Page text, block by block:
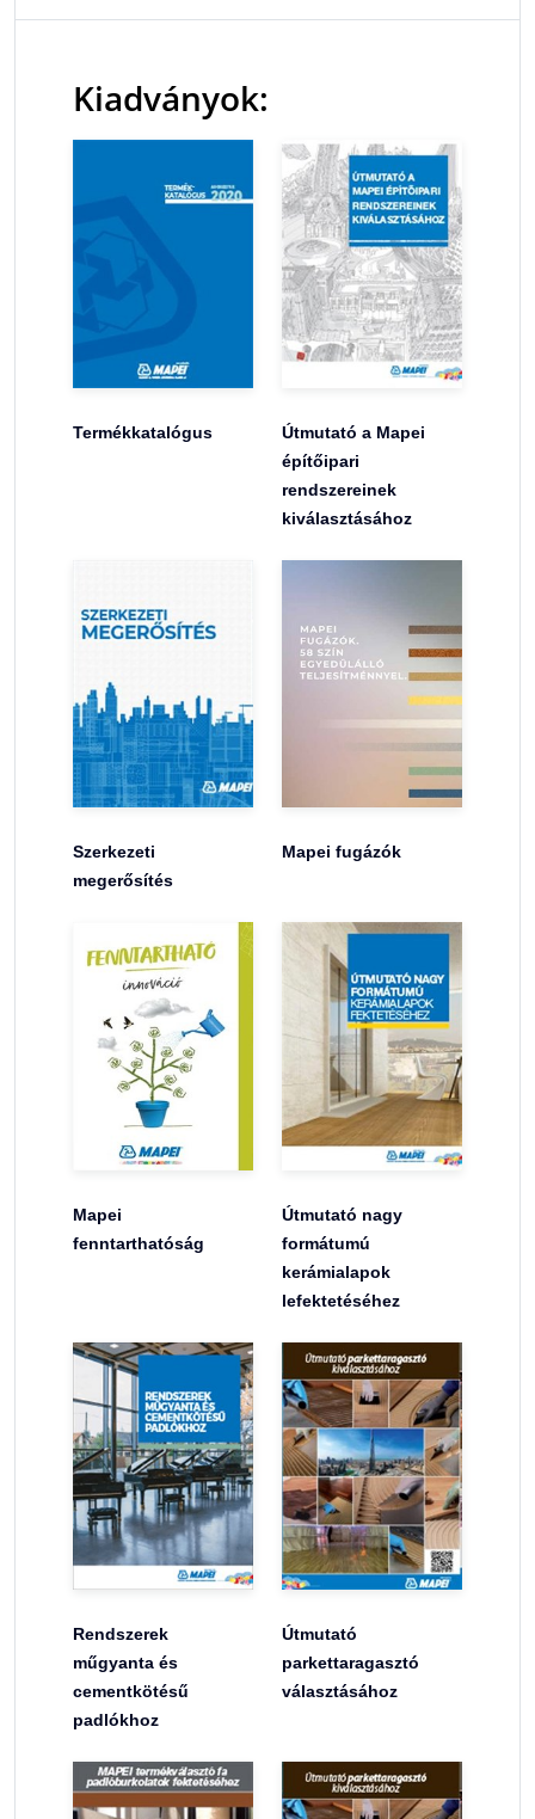
Kiadványok:
Termékkatalógus
Útmutató a Mapei
építőipari
rendszereinek
kiválasztásához
Szerkezeti
megerősítés
Mapei fugázók
Mapei
fenntarthatóság
Útmutató nagy
formátumú
kerámialapok
lefektetéséhez
Rendszerek
műgyanta és
cementkötésű
padlókhoz
Útmutató
parkettaragasztó
választásához